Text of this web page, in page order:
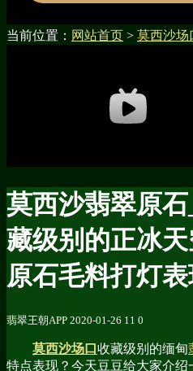
当前位置： 网站首页 > 莫西沙场
莫西沙翡翠原
藏级别的正冰
原石毛料打灯
翡翠王朝APP 2020-01-26 11 0
莫西沙场口 收藏级别的缅甸
特点表现？今天豆豆给大家介